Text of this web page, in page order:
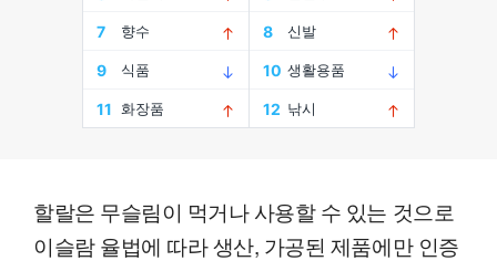
할랄은 무슬림이 먹거나 사용할 수 있는 것으로
이슬람 율법에 따라 생산, 가공된 제품에만 인증